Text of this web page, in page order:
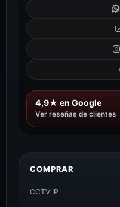
4,9★ en Google
Ver reseñas de clientes
COMPRAR
CCTV IP